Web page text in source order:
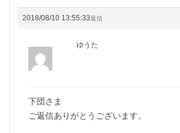
2018/08/10 13:55:33返信
ゆうた
下団さま
ご返信ありがとうございます。